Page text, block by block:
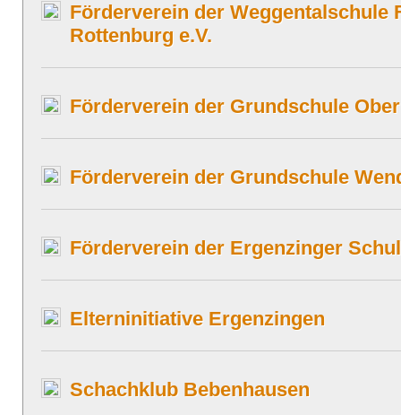
Förderverein der Weggentalschule
Rottenburg e.V.
Förderverein der Grundschule
Förderverein der Grundschule
Förderverein der Ergenzinger
Elterninitiative Ergenzingen
Schachklub Bebenhausen